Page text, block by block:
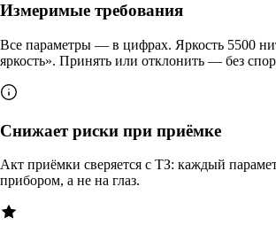
Измеримые требования
Все параметры — в цифрах. Яркость 5500
яркость». Принять или отклонить — без
Снижает риски при приёмке
Акт приёмки сверяется с ТЗ: каждый
прибором, а не на глаз.